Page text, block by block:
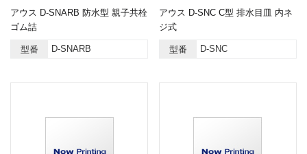
アウス D-SNARB 防水型 親子共栓
ゴム詰
型番 D-SNARB
アウス D-SNC C型 排水目皿 内ネ
ジ式
型番 D-SNC